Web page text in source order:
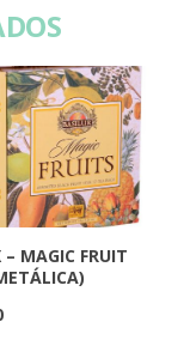
– MAGIC FRUIT